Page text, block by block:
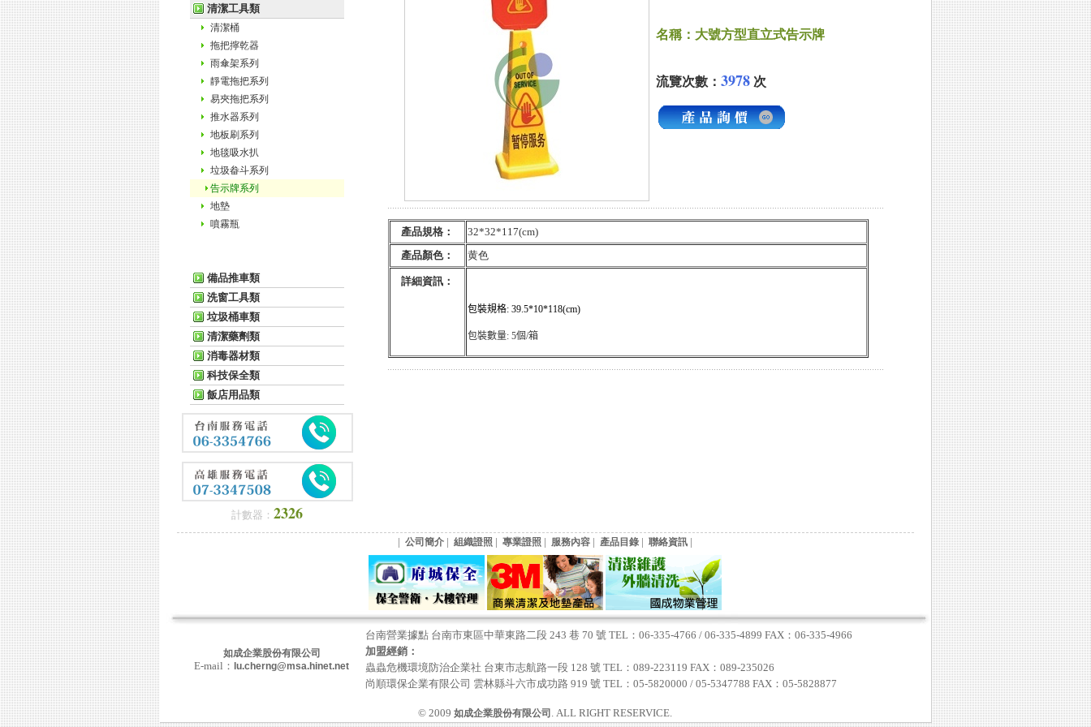
清潔工具類
清潔桶
拖把擰乾器
雨傘架系列
靜電拖把系列
易夾拖把系列
推水器系列
地板刷系列
地毯吸水扒
垃圾畚斗系列
告示牌系列
地墊
噴霧瓶
備品推車類
洗窗工具類
垃圾桶車類
清潔藥劑類
消毒器材類
科技保全類
飯店用品類
計數器： 2326
名稱：大號方型直立式告示牌
流覽次數： 3978 次
產品規格 ：
32*32*117(cm)
產品顏色： 黄色
詳細資訊 ：
包裝規格: 39.5*10*118(cm)
包裝數量: 5個/箱
| 公司簡介 | 組織證照 | 專業證照 | 服務內容 | 產品目錄 | 聯絡資訊 |
如成企業股份有限公司
E-mail： lu.cherng@msa.hinet.net
台南營業據點 台南市東區中華東路二段 243 巷 70 號 TEL：06-335-4766 / 06-335-4899 FAX：06-335-4966
加盟經銷：
蟲蟲危機環境防治企業社 台東市志航路一段 128 號 TEL：089-223119 FAX：089-235026
尚順環保企業有限公司 雲林縣斗六市成功路 919 號 TEL：05-5820000 / 05-5347788 FAX：05-5828877
© 2009 如成企業股份有限公司 . ALL RIGHT RESERVICE.